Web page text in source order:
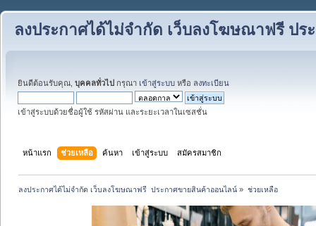
ลงประกาศได้ไม่จำกัด เว็บลงโฆษณาฟรี ปร
ยินดีต้อนรับคุณ, บุคคลทั่วไป กรุณา เข้าสู่ระบบ หรือ ลงทะเบียน
เข้าสู่ระบบด้วยชื่อผู้ใช้ รหัสผ่าน และระยะเวลาในเซสชั่น
หน้าแรก ช่วยเหลือ ค้นหา เข้าสู่ระบบ สมัครสมาชิก
ลงประกาศได้ไม่จำกัด เว็บลงโฆษณาฟรี  ประกาศขายสินค้าออนไลน์ » ช่วยเหลือ